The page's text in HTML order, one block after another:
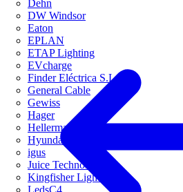
Dehn
DW Windsor
Eaton
EPLAN
ETAP Lighting
EVcharge
Finder Eléctrica S.L.U
General Cable
Gewiss
Hager
HellermannTyton
Hyundai Electric
igus
Juice Technology
Kingfisher Lighting
LedsC4